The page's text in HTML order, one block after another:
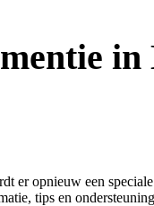
er opnieuw een
tips en